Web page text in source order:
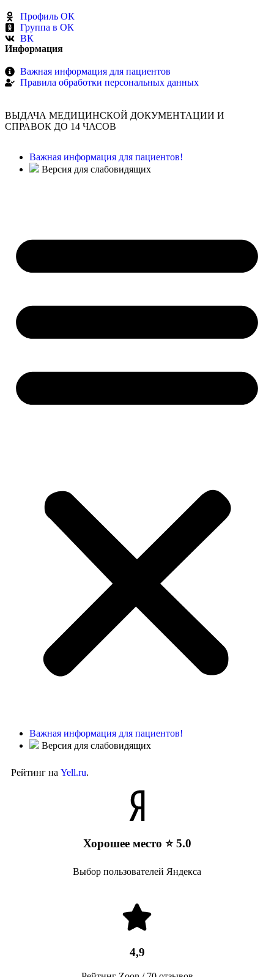
Профиль ОК
Группа в ОК
ВК
Информация
Важная информация для пациентов
Правила обработки персональных данных
ВЫДАЧА МЕДИЦИНСКОЙ ДОКУМЕНТАЦИИ И
СПРАВОК ДО 14 ЧАСОВ
Важная информация для пациентов!
Версия для слабовидящих
Важная информация для пациентов!
Версия для слабовидящих
Рейтинг на Yell.ru.
Хорошее место ⭐ 5.0
Выбор пользователей Яндекса
4,9